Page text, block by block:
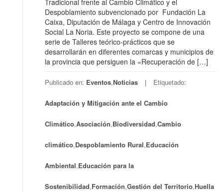
Tradicional frente al Cambio Climático y el
Despoblamiento subvencionado por Fundación La
Caixa, Diputación de Málaga y Centro de Innovación
Social La Noria. Este proyecto se compone de una
serie de Talleres teórico-prácticos que se
desarrollarán en diferentes comarcas y municipios de
la provincia que persiguen la «Recuperación de […]
Publicado en: Eventos,Noticias Etiquetado:
Adaptación y Mitigación ante el Cambio
Climático,Asociación,Biodiversidad,Cambio
climático,Despoblamiento Rural,Educación
Ambiental,Educación para la
Sostenibilidad,Formación,Gestión del Territorio,Huella